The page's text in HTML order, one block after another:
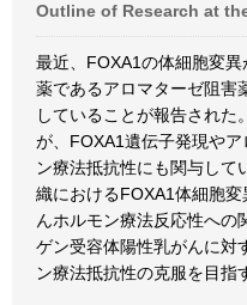
Outline of Research at
最近、FOXA1の体細胞変
薬であるアロマターゼ阻害
していることが報告され
が、FOXA1遺伝子発現や
ン療法抵抗性にも関与して
織におけるFOXA1体細胞
んホルモン療法反応性への
ゲン受容体陽性乳がんに対
ン療法抵抗性の克服を目指